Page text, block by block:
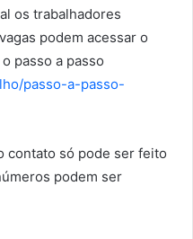
os trabalhadores
podem acessar o
passo a passo
passo-a-passo-
contato só pode ser feito
podem ser